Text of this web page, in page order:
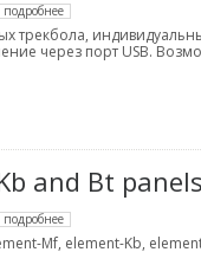
подробнее
трекбола,
через порт USB.
and Bt
подробнее
Mf, element-Kb,